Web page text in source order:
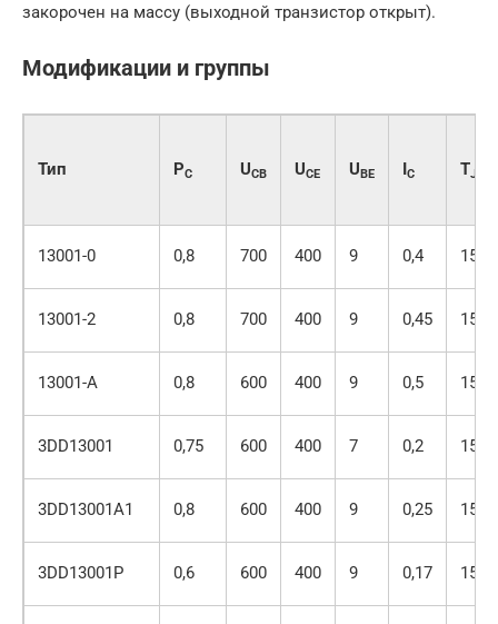
закорочен на массу (выходной транзистор открыт).
Модификации и группы
Тип PC UCB UCE UBE IC TJ
13001-0 0,8 700 400 9 0,4 150
13001-2 0,8 700 400 9 0,45 150
13001-A 0,8 600 400 9 0,5 150
3DD13001 0,75 600 400 7 0,2 150
3DD13001A1 0,8 600 400 9 0,25 150
3DD13001P 0,6 600 400 9 0,17 150